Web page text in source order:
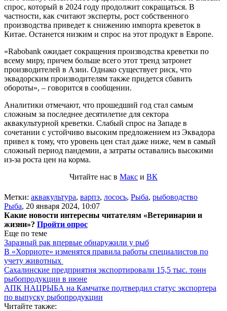
спрос, который в 2024 году продолжит сокращаться. В
частности, как считают эксперты, рост собственного
производства приведет к снижению импорта креветок в
Китае. Останется низким и спрос на этот продукт в Европе.
«Rabobank ожидает сокращения производства креветки по
всему миру, причем больше всего этот тренд затронет
производителей в Азии. Однако существует риск, что
эквадорским производителям также придется сбавить
обороты», – говорится в сообщении.
Аналитики отмечают, что прошедший год стал самым
сложным за последнее десятилетие для сектора
аквакультурной креветки. Слабый спрос на Западе в
сочетании с устойчиво высоким предложением из Эквадора
привел к тому, что уровень цен стал даже ниже, чем в самый
сложный период пандемии, а затраты оставались высокими
из-за роста цен на корма.
Читайте нас в Макс и ВК
Метки: аквакультура, варпэ, лосось, Рыба, рыбоводство
Рыба, 20 января 2024, 10:07
Какие новости интересны читателям «Ветеринарии и
жизни»? Пройти опрос
Еще по теме
Заразный рак впервые обнаружили у рыб
В «Хорриоте» изменятся правила работы специалистов по
учету животных
Сахалинские предприятия экспортировали 15,5 тыс. тонн
рыбопродукции в июне
АПК НАЦРЫБА на Камчатке подтвердил статус экспортера
по выпуску рыбопродукции
Читайте также: